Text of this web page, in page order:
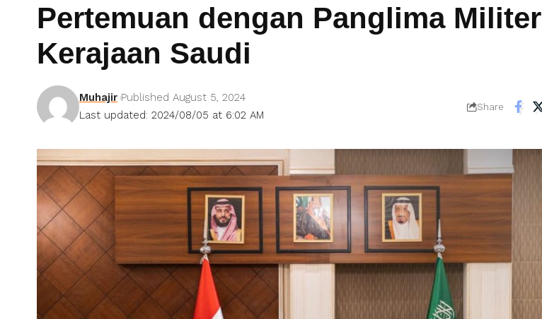
Pertemuan dengan Panglima Militer
Kerajaan Saudi
Last updated: 2024/08/05 at 6:02 AM
Muhajir Published August 5, 2024
Share